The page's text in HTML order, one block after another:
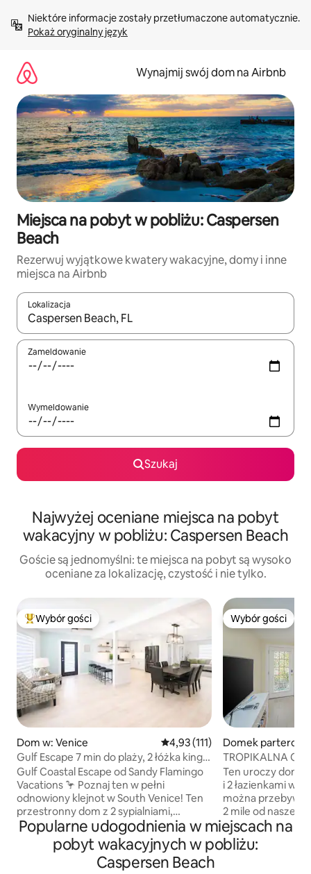
treści Pokaż oryginalny język
Wynajmij swój dom na Airbnb
Miejsca na pobyt w pobliżu: Caspersen
Beach
Rezerwuj wyjątkowe kwatery wakacyjne, domy i inne
miejsca na Airbnb
Lokalizacja
Gdy wyniki będą dostępne, możesz poruszać się po nich za
Zameldowanie
Wymeldowanie
Szukaj
Najwyżej oceniane miejsca na pobyt
wakacyjny w pobliżu: Caspersen Beach
Goście są jednomyślni: te miejsca na pobyt są wysoko
oceniane za lokalizację, czystość i nie tylko.
Najpopularniejsze z kategorii Wybór gości
Wybór gości
Dom w: Venice Średnia ocena: 4,93 na 5, liczba
4,93 (111)
Gulf Escape 7 min do plaży, 2 łóżka king-
size, zwierzęta, 10 miejsc do spania
Gulf Coastal Escape od Sandy Flamingo
Vacations 🦩 Poznaj ten w pełni
odnowiony klejnot w South Venice! Ten
przestronny dom z 2 sypialniami,
2 łazienkami i dodatkowym pokojem,
położony na południe od Sarasoty, to
spokojne miejsce na pracę lub zabawę.
Najważniejsze cechy: ☀️ Kilka minut do
Wybór gości
Wybór gości
Domek
wood
TROPIKALNA
PLAŻY!!
Ten uroczy dom z
i 2 łazienkami w
można
2 mile od naszej
Beach. Nazwij to
od domu,
telewizor z
Popularne udogodnienia w miejscach na
pobyt wakacyjnych w pobliżu:
Caspersen Beach